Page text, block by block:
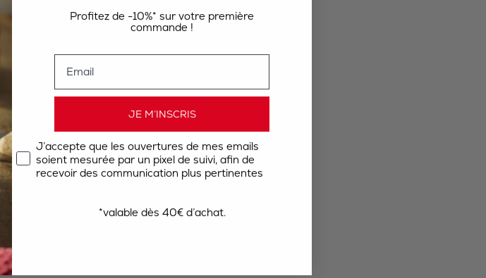
Profitez de -10%* sur votre première
commande !
Email
JE M’INSCRIS
J’accepte que les ouvertures de mes emails
soient mesurée par un pixel de suivi, afin de
recevoir des communication plus pertinentes
*valable dès 40€ d’achat.